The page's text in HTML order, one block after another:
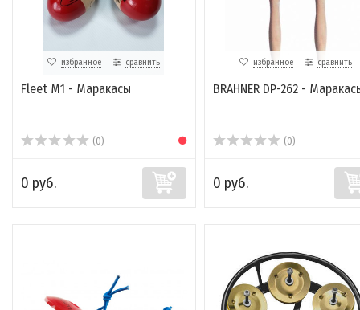
избранное сравнить
Fleet M1 - Маракасы
(0)
0 руб.
избранное сравнить
BRAHNER DP-262 -
(0)
0 руб.